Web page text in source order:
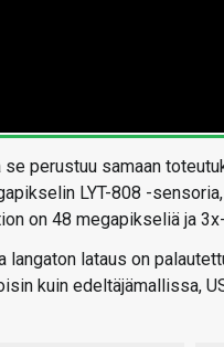
perustuu samaan
LYT-808 -
on 48 megapikseliä ja
lataus on
kuin edeltäjämallissa,